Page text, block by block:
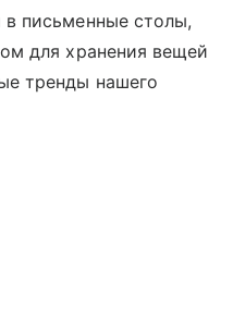
письменные столы,
для хранения вещей
тренды нашего